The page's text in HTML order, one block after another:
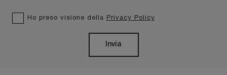
Ho preso visione della Privacy Policy
Invia